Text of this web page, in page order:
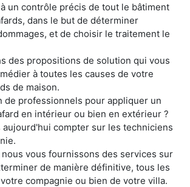
un contrôle précis de tout le bâtiment
dans le but de déterminer
et de choisir le traitement le
des propositions de solution qui vous
à toutes les causes de votre
de maison.
de professionnels pour appliquer un
en intérieur ou bien en extérieur ?
aujourd'hui compter sur les techniciens
vous fournissons des services sur
de manière définitive, tous les
compagnie ou bien de votre villa.